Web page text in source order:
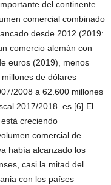
del continente
comercial combinado
desde 2012 (2019:
comercio alemán con
euros (2019), menos
de dólares
2008 a 62.600 millones
2017/2018. es.[6] El
creciendo
comercial de
había alcanzado los
casi la mitad del
con los países